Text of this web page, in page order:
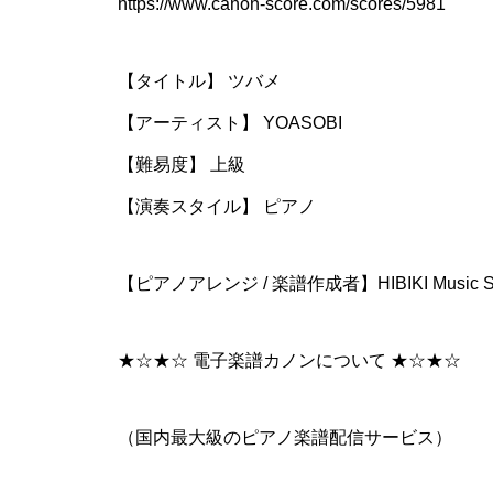
https://www.canon-score.com/scores/5981
【タイトル】 ツバメ
【アーティスト】 YOASOBI
【難易度】 上級
【演奏スタイル】 ピアノ
【ピアノアレンジ / 楽譜作成者】HIBIKI Music
★☆★☆ 電子楽譜カノンについて ★☆★☆
（国内最大級のピアノ楽譜配信サービス）